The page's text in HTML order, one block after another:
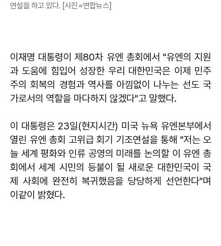
연설을 하고 있다. [사진=연합뉴스]
이재명 대통령이 제80차 유엔 총회에서 "유엔의 지원
과 도움에 힘입어 성장한 우리 대한민국은 이제 민주
주의 회복의 경험과 역사를 아낌없이 나누는 선도 국
가로서의 역할을 마다하지 않겠다"고 말했다.
이 대통령은 23일(현지시간) 미국 뉴욕 유엔본부에서
열린 유엔 총회 고위급 회기 기조연설을 통해 "저는 오
늘 세계 평화와 인류 공영의 미래를 논의할 이 유엔 총
회에서 세계 시민의 등불이 될 새로운 대한민국이 국
제 사회에 완전히 복귀했음을 당당하게 선언한다"며
이같이 밝혔다.